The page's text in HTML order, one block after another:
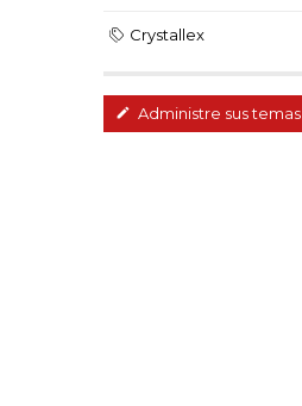
Crystallex
Administre sus temas